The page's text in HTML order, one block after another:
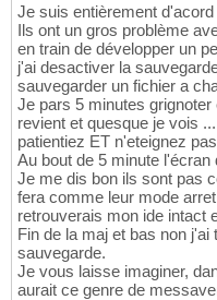
Je suis entièrement
Ils ont un gros problème
en train de développer un
j'ai desactiver la
sauvegarder un fichier a
Je pars 5 minutes
revient et quesque je vois
patientiez ET n'eteignez
Au bout de 5 minute l'écran
Je me dis bon ils sont pas
fera comme leur mode
retrouverais mon ide intact
Fin de la maj et bas non
sauvegarde.
Je vous laisse imaginer,
aurait ce genre de